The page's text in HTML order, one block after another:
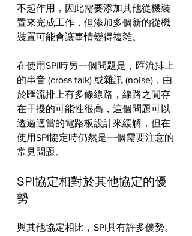
不起作用，因此需要添加其他從機裝
置來完成工作，但添加多個新的從機
裝置可能會讓事情變得複雜。
在使用SPI時另一個問題是，匯流排上
的串音 (cross talk) 或雜訊 (noise)，由
於匯流排上有多條線路，線路之間存
在干擾的可能性很高，這個問題可以
透過適當的電路板設計來緩解，但在
使用SPI協定時仍然是一個需要注意的
常見問題。
SPI協定相對於其他協定的優
勢
與其他協定相比，SPI具有許多優勢。